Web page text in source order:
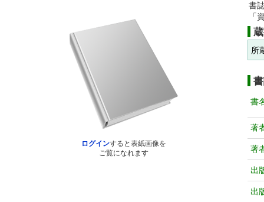
ログインすると表紙画像を
ご覧になれます
書
「
所
書
著
著
出
出